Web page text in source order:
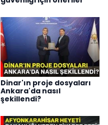
Dinar'ın proje dosyaları
Ankara'da nasıl
şekillendi?